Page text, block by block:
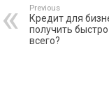
Previous
Кредит для
получить
всего?